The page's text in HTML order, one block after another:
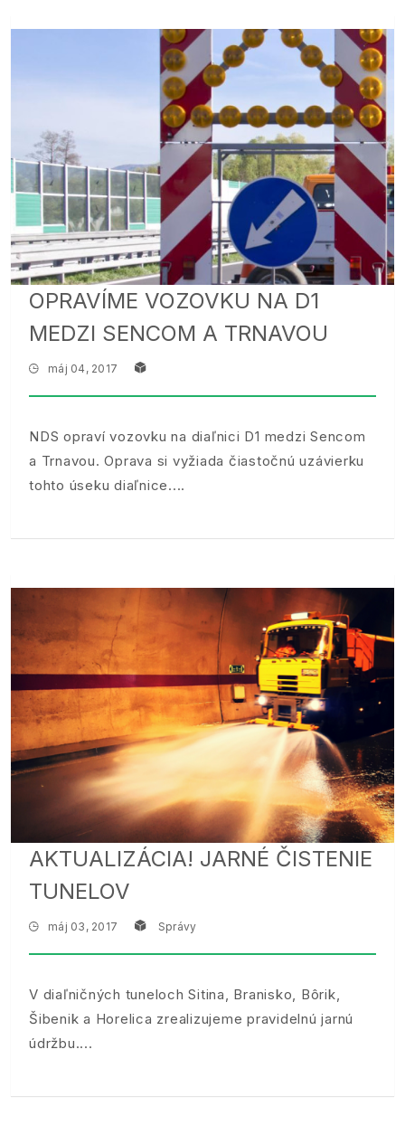
OPRAVÍME VOZOVKU NA D1
MEDZI SENCOM A TRNAVOU
máj 04, 2017
NDS opraví vozovku na diaľnici D1 medzi Sencom
a Trnavou. Oprava si vyžiada čiastočnú uzávierku
tohto úseku diaľnice.
AKTUALIZÁCIA! JARNÉ ČISTENIE
TUNELOV
máj 03, 2017 Správy
V diaľničných tuneloch Sitina, Branisko, Bôrik,
Šibenik a Horelica zrealizujeme pravidelnú jarnú
údržbu.